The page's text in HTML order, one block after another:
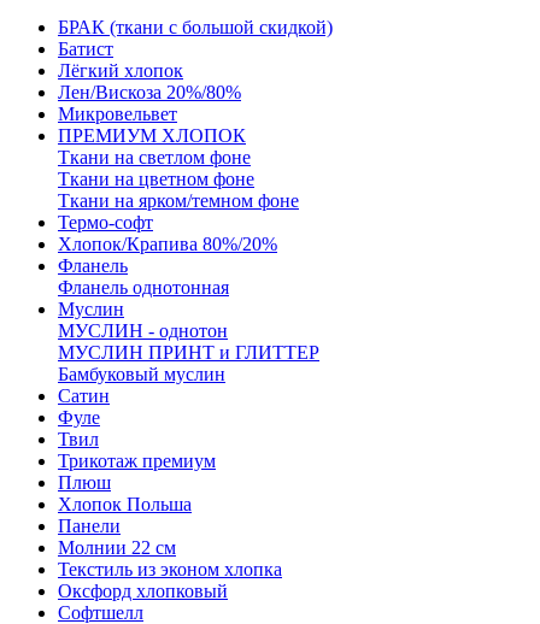
БРАК (ткани с большой скидкой)
Батист
Лёгкий хлопок
Лен/Вискоза 20%/80%
Микровельвет
ПРЕМИУМ ХЛОПОК
Ткани на светлом фоне
Ткани на цветном фоне
Ткани на ярком/темном фоне
Термо-софт
Хлопок/Крапива 80%/20%
Фланель
Фланель однотонная
Муслин
МУСЛИН - однотон
МУСЛИН ПРИНТ и ГЛИТТЕР
Бамбуковый муслин
Сатин
Фуле
Твил
Трикотаж премиум
Плюш
Хлопок Польша
Панели
Молнии 22 см
Текстиль из эконом хлопка
Оксфорд хлопковый
Софтшелл